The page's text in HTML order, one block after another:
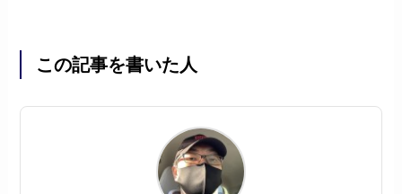
この記事を書いた人